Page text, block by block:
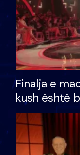
Finalja e
kush është
shtëpinë
të fituar